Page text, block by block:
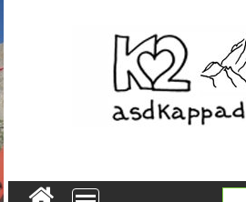
content